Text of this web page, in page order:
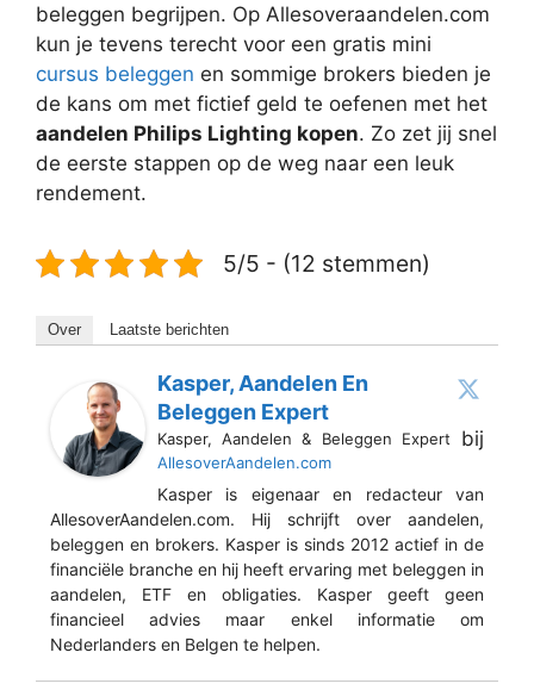
beleggen begrijpen. Op Allesoveraandelen.com
kun je tevens terecht voor een gratis mini
cursus beleggen en sommige brokers bieden je
de kans om met fictief geld te oefenen met het
aandelen Philips Lighting kopen. Zo zet jij snel
de eerste stappen op de weg naar een leuk
rendement.
5/5 - (12 stemmen)
Over Laatste berichten
Kasper, Aandelen En
Beleggen Expert
Kasper, Aandelen & Beleggen Expert bij
AllesoverAandelen.com
Kasper is eigenaar en redacteur van
AllesoverAandelen.com. Hij schrijft over aandelen,
beleggen en brokers. Kasper is sinds 2012 actief in de
financiële branche en hij heeft ervaring met beleggen in
aandelen, ETF en obligaties. Kasper geeft geen
financieel advies maar enkel informatie om
Nederlanders en Belgen te helpen.